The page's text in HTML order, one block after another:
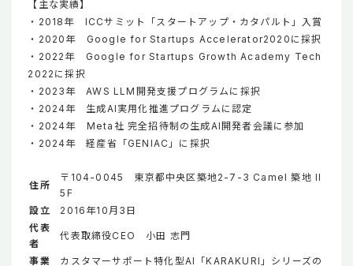
【主な実績】
・2018年 ICCサミット「スタートアップ・カタパルト」入賞
・2020年 Google for Startups Accelerator2020に採択
・2022年 Google for Startups Growth Academy Tech
2022に採択
・2023年 AWS LLM開発支援プログラムに採択
・2024年 生成AI実用化推進プログラムに認定
・2024年 Meta社 完全招待制の生成AI開発者会議に参加
・2024年 経産省「GENIAC」に採択
住所
〒104-0045 東京都中央区築地2-7-3 Camel 築地 II
5F
設立
2016年10月3日
代表
者
代表取締役CEO 小田 志門
事業
カスタマーサポート特化型AI「KARAKURI」シリーズの